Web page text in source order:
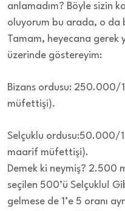
anlamadım? Böyle sizin
oluyorum bu arada, o da
Tamam, heyecana gerek
üzerinde göstereyim:
Bizans ordusu:
müfettişi).
Selçuklu ordusu:50.000/
maarif müfettişi).
Demek ki neymiş? 2.500
seçilen 500’ü Selçuklu!
gelmese de 1’e 5 oranı